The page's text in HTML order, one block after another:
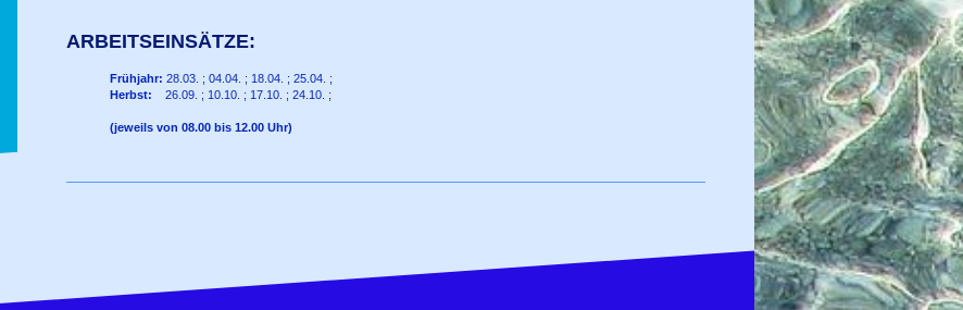
ARBEITSEINSÄTZE:
Frühjahr: 28.03. ; 04.04. ; 18.04. ; 25.04. ;
Herbst:
26.09. ; 10.10. ; 17.10. ; 24.10. ;
(jeweils von 08.00 bis 12.00 Uhr)